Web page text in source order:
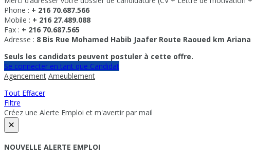
Phone : + 216 70.687.566
Mobile : + 216 27.489.088
Fax : + 216 70.687.565
Adresse : 8 Bis Rue Mohamed Habib Jaafer Route Raoued km Ariana
Seuls les candidats peuvent postuler à cette offre.
Se connecter en tant que Candidat
Agencement Ameublement
Tout Effacer
Filtre
Créez une Alerte Emploi et m'avertir par mail
×
NOUVELLE ALERTE EMPLOI